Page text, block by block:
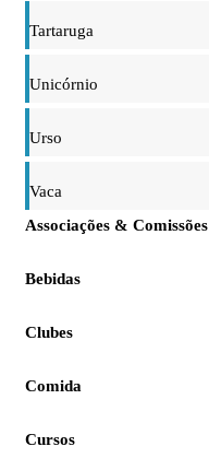
Tartaruga
Unicórnio
Urso
Vaca
Associações & Comissões
Bebidas
Clubes
Comida
Cursos